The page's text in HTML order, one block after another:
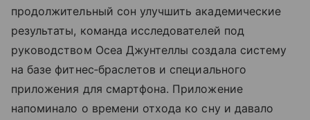
продолжительный сон улучшить академические
результаты, команда исследователей под
руководством Осеа Джунтеллы создала систему
на базе фитнес‑браслетов и специального
приложения для смартфона. Приложение
напоминало о времени отхода ко сну и давало